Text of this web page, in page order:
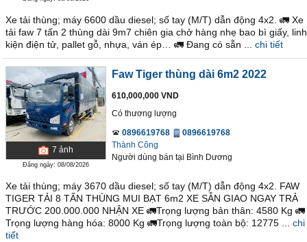
Xe tải thùng; máy 6600 dầu diesel; số tay (M/T) dẫn động 4x2. 🚛 Xe
tải faw 7 tấn 2 thùng dài 9m7 chiên gia chở hàng nhẹ bao bì giấy, linh
kiện điện tử, pallet gỗ, nhựa, ván ép… 🚛 Đang có sẵn ...
chi tiết
7 ảnh
Đăng ngày: 08/08/2026
Faw Tiger thùng dài 6m2 2022
610,000,000 VND
Có thương lượng
0896619768
0896619768
Thành Công
Người dùng bán tại Bình Dương
Xe tải thùng; máy 3670 dầu diesel; số tay (M/T) dẫn động 4x2. FAW
TIGER TẢI 8 TẤN THÙNG MUI BẠT 6m2 XE SẴN GIAO NGAY TRẢ
TRƯỚC 200.000.000 NHẬN XE 🚛Trọng lượng bản thân: 4580 Kg 🚛
Trọng lượng hàng hóa: 8000 Kg 🚛Trọng lượng toàn bộ: 12775 ...
chi
tiết